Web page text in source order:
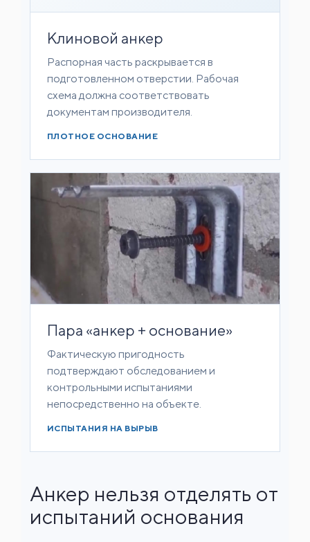
Клиновой анкер
Распорная часть раскрывается в
подготовленном отверстии. Рабочая
схема должна соответствовать
документам производителя.
ПЛОТНОЕ ОСНОВАНИЕ
Пара «анкер + основание»
Фактическую пригодность
подтверждают обследованием и
контрольными испытаниями
непосредственно на объекте.
ИСПЫТАНИЯ НА ВЫРЫВ
Анкер нельзя отделять от
испытаний основания